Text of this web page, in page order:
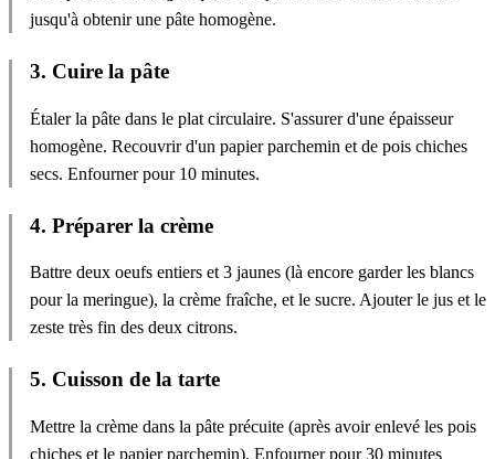
jusqu'à obtenir une pâte homogène.
3. Cuire la pâte
Étaler la pâte dans le plat circulaire. S'assurer d'une épaisseur
homogène. Recouvrir d'un papier parchemin et de pois chiches
secs. Enfourner pour 10 minutes.
4. Préparer la crème
Battre deux oeufs entiers et 3 jaunes (là encore garder les blancs
pour la meringue), la crème fraîche, et le sucre. Ajouter le jus et le
zeste très fin des deux citrons.
5. Cuisson de la tarte
Mettre la crème dans la pâte précuite (après avoir enlevé les pois
chiches et le papier parchemin). Enfourner pour 30 minutes